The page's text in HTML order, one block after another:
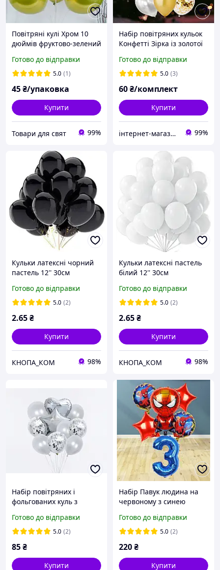
Повітряні кулі Хром 10
дюймів фруктово-зелений
Готово до відправки
5.0 (1)
45₴/упаковка
Купити
Товари для свят 99%
Набір повітряних кульок
Конфетті Зірка із золотої
Готово до відправки
5.0 (3)
60₴/комплект
Купити
інтернет-магазин Теремок 99%
Кульки латексні чорний
пастель 12'' 30см
Готово до відправки
5.0 (2)
2.65₴
Купити
КНОПА_КОМ 98%
Кульки латексні пастель
білий 12'' 30см
Готово до відправки
5.0 (2)
2.65₴
Купити
КНОПА_КОМ 98%
Набір повітряних і
фольгованих куль з
Готово до відправки
5.0 (2)
85₴
Купити
Набір Павук людина на
червоному з синею
повітряних куль з
фігурою Спайдермен
Готово до відправки
5.0 (2)
220₴
Купити